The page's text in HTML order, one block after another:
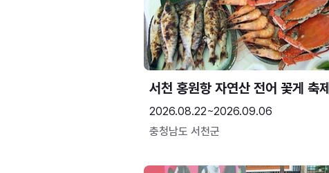
서천 홍원항 자연산 전어 꽃게 축제
2026.08.22~2026.09.06
충청남도 서천군